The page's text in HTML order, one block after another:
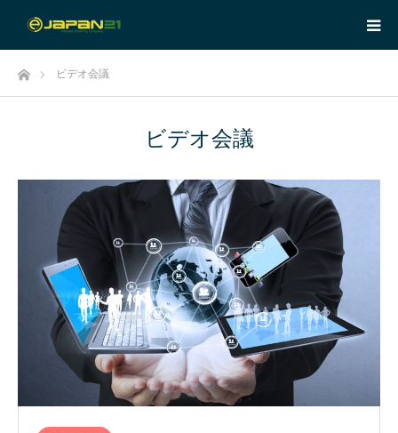
ホームビデオ会議
ビデオ会議